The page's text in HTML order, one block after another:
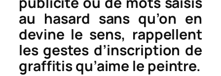
au hasard sans qu’on en
devine le sens, rappellent
les gestes d’inscription de
graffitis qu’aime le peintre.